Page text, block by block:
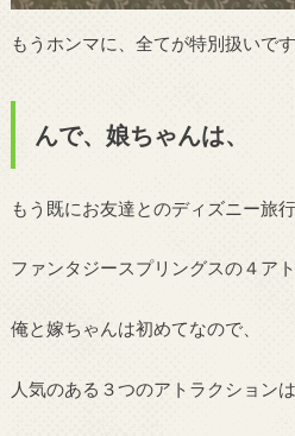
もうホンマに、全てが特別扱いです
んで、娘ちゃんは、
もう既にお友達とのディズニー旅行
ファンタジースプリングスの４ア
俺と嫁ちゃんは初めてなので、
人気のある３つのアトラクション